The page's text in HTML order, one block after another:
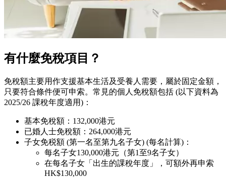
有什麼免稅項目？
免稅額主要用作支援基本生活及受養人需要，屬於固定金額，
只要符合條件便可申索。常見的個人免稅額包括 (以下資料為
2025/26 課稅年度適用)：
基本免稅額：132,000港元
已婚人士免稅額：264,000港元
子女免税額 (第一名至第九名子女) (每名計算)：
每名子女130,000港元（第1至9名子女）
在每名子女「出生的課稅年度」，可額外再申索
HK$130,000